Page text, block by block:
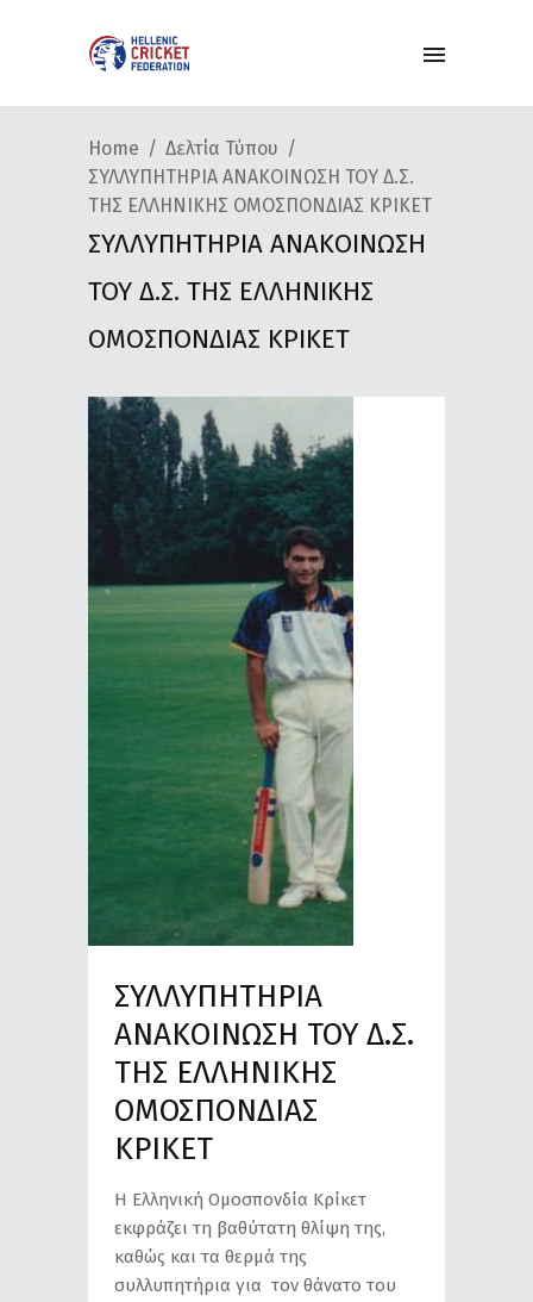
Home
Δελτία Τύπου
ΣΥΛΛΥΠΗΤΗΡΙΑ ΑΝΑΚΟΙΝΩΣΗ ΤΟΥ Δ.Σ.
ΤΗΣ ΕΛΛΗΝΙΚΗΣ ΟΜΟΣΠΟΝΔΙΑΣ ΚΡΙΚΕΤ
ΣΥΛΛΥΠΗΤΗΡΙΑ ΑΝΑΚΟΙΝΩΣΗ
ΤΟΥ Δ.Σ. ΤΗΣ ΕΛΛΗΝΙΚΗΣ
ΟΜΟΣΠΟΝΔΙΑΣ ΚΡΙΚΕΤ
ΣΥΛΛΥΠΗΤΗΡΙΑ
ΑΝΑΚΟΙΝΩΣΗ ΤΟΥ Δ.Σ.
ΤΗΣ ΕΛΛΗΝΙΚΗΣ
ΟΜΟΣΠΟΝΔΙΑΣ
ΚΡΙΚΕΤ
Η Ελληνική Ομοσπονδία Κρίκετ
εκφράζει τη βαθύτατη θλίψη της,
καθώς και τα θερμά της
συλλυπητήρια για τον θάνατο του